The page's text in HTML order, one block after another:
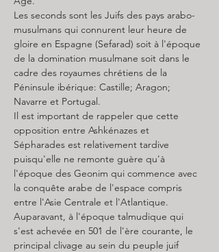
Les seconds sont les Juifs des pays arabo-
musulmans qui connurent leur heure de
gloire en Espagne (Sefarad) soit à l'époque
de la domination musulmane soit dans le
cadre des royaumes chrétiens de la
Péninsule ibérique: Castille; Aragon;
Navarre et Portugal.
Il est important de rappeler que cette
opposition entre Ashkénazes et
Sépharades est relativement tardive
puisqu'elle ne remonte guère qu'à
l'époque des Geonim qui commence avec
la conquête arabe de l'espace compris
entre l'Asie Centrale et l'Atlantique.
Auparavant, à l'époque talmudique qui
s'est achevée en 501 de l'ère courante, le
principal clivage au sein du peuple juif